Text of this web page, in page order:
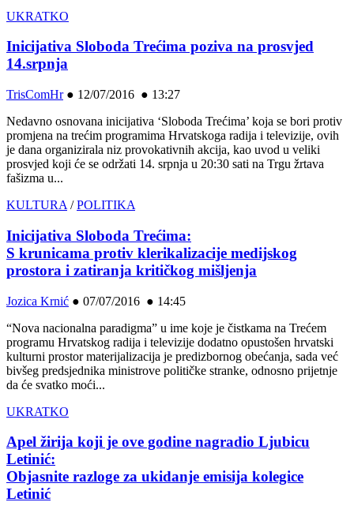
UKRATKO
Inicijativa Sloboda Trećima poziva na prosvjed
14.srpnja
TrisComHr● 12/07/2016 ● 13:27
Nedavno osnovana inicijativa ‘Sloboda Trećima’ koja se bori protiv
promjena na trećim programima Hrvatskoga radija i televizije, ovih
je dana organizirala niz provokativnih akcija, kao uvod u veliki
prosvjed koji će se održati 14. srpnja u 20:30 sati na Trgu žrtava
fašizma u...
KULTURA /POLITIKA
Inicijativa Sloboda Trećima:
S krunicama protiv klerikalizacije medijskog
prostora i zatiranja kritičkog mišljenja
Jozica Krnić ● 07/07/2016 ● 14:45
“Nova nacionalna paradigma” u ime koje je čistkama na Trećem
programu Hrvatskog radija i televizije dodatno opustošen hrvatski
kulturni prostor materijalizacija je predizbornog obećanja, sada već
bivšeg predsjednika ministrove političke stranke, odnosno prijetnje
da će svatko moći...
UKRATKO
Apel žirija koji je ove godine nagradio Ljubicu
Letinić:
Objasnite razloge za ukidanje emisija kolegice
Letinić